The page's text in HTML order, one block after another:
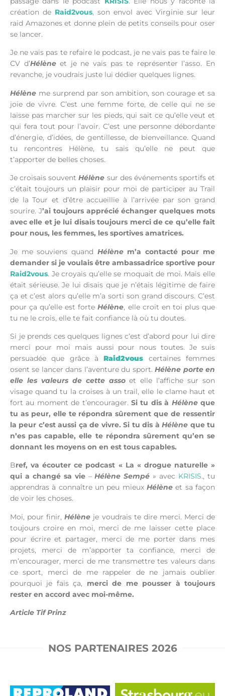
création de Raid2vous, son envol avec Virginie sur leur
raid Amazones et donne plein de petits conseils pour oser
se lancer.
Je ne vais pas te refaire le podcast, je ne vais pas te faire le
CV d’Hélèneet je ne vais pas te représenter l’asso. En
revanche, je voudrais juste lui dédier quelques lignes.
Hélène me surprend par son ambition, son courage et sa
joie de vivre. C’est une femme forte, de celle qui ne se
laisse pas marcher sur les pieds, qui sait ce qu’elle veut et
qui fera tout pour l’avoir. C’est une personne débordante
d’énergie, d’idées, de gentillesse, de bienveillance. Quand
tu rencontres Hélène, tu sais qu’elle ne peut que
t’apporter de belles choses.
Je croisais souventHélène sur des événements sportifs et
c’était toujours un plaisir pour moi de participer au Trail
de la Tour et d’être accueillie à l’arrivée par son grand
sourire. J’ai toujours apprécié échanger quelques mots
avec elle et je lui disais toujours merci de ce qu’elle fait
pour nous, les femmes, les sportives amatrices.
Je me souviens quand Hélène m’a contacté pour me
demander si je voulais être ambassadrice sportive pour
Raid2vous. Je croyais qu’elle se moquait de moi. Mais elle
était sérieuse. Je lui disais que je n’étais légitime de faire
ça et c’est alors qu’elle m’a sorti son grand discours. C’est
pour ça qu’elle est forteHélène, elle croit en toi plus que
tu ne le crois, elle te fait confiance là où tu doutes.
Si je prends ces quelques lignes c’est d’abord pour lui dire
merci pour moi mais aussi pour nous toutes. Je suis
persuadée que grâce àRaid2vous
certaines femmes
osent se lancer dans l’aventure du sport.Hélène porte en
elle les valeurs de cette assoet elle l’affiche sur son
visage quand tu la croises à un trail, elle le clame haut et
fort au moment de t’encourager. Si tu dis à Hélèneque
tu as peur, elle te répondra sûrement que de ressentir
la peur c’est aussi ça de vivre. Si tu dis àHélène que tu
n’es pas capable, elle te répondra sûrement qu’en se
donnant les moyens on en est tous capables.
Bref, va écouter ce podcast « La « drogue naturelle »
qui a changé sa vie –Hélène Sempé » avec KRISIS., tu
apprendras à connaître un peu mieux Hélène et sa façon
de voir les choses.
Moi, pour finir,Hélène je voudrais te dire merci. Merci de
toujours croire en moi, merci de me laisser cette place
pour écrire et partager, merci de me porter dans mes
projets, merci de m’apporter ta confiance, merci de
m’encourager, merci de me transmettre tes valeurs dans
ce sport, merci de me rappeler de ne jamais oublier
pourquoi je fais ça, merci de me pousser à toujours
rester en accord avec moi-même.
Article Tif Prinz
NOS PARTENAIRES 2026